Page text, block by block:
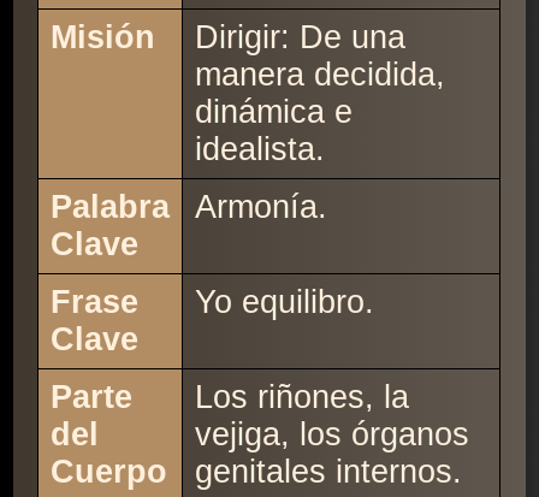
Misión
Dirigir: De una
manera decidida,
dinámica e
idealista.
Palabra
Clave
Armonía.
Frase
Clave
Yo equilibro.
Parte
del
Cuerpo
Los riñones, la
vejiga, los órganos
genitales internos.